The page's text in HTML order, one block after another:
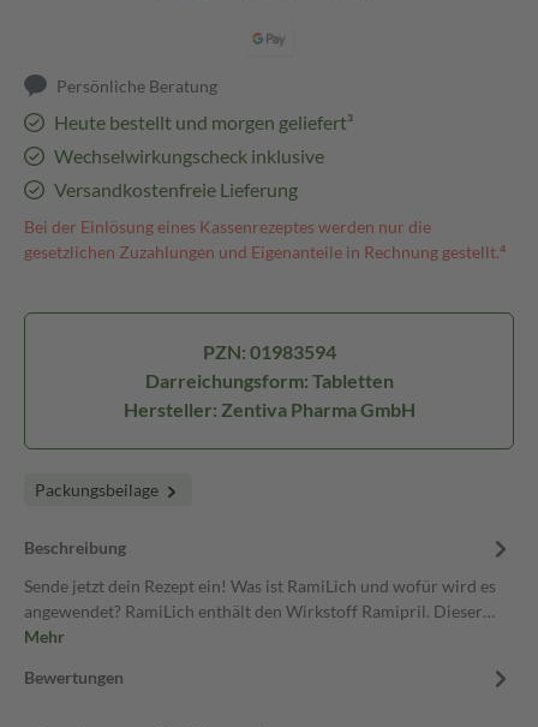
Persönliche Beratung
Heute bestellt und morgen geliefert³
Wechselwirkungscheck inklusive
Versandkostenfreie Lieferung
Bei der Einlösung eines Kassenrezeptes werden nur die
gesetzlichen Zuzahlungen und Eigenanteile in Rechnung gestellt.⁴
PZN: 01983594
Darreichungsform: Tabletten
Hersteller: Zentiva Pharma GmbH
Packungsbeilage
Beschreibung
Sende jetzt dein Rezept ein! Was ist RamiLich und wofür wird es
angewendet? RamiLich enthält den Wirkstoff Ramipril. Dieser…
Mehr
Bewertungen